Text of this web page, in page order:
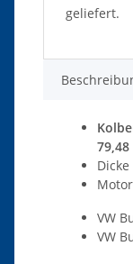
geliefert.
VW
VW